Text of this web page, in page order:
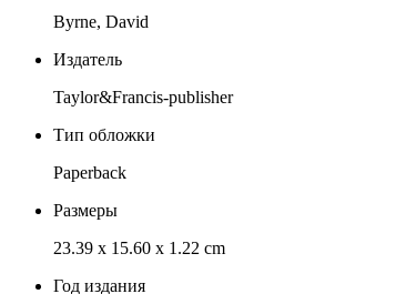
Byrne, David
Издатель
Taylor&Francis-publisher
Тип обложки
Paperback
Размеры
23.39 x 15.60 x 1.22 cm
Год издания